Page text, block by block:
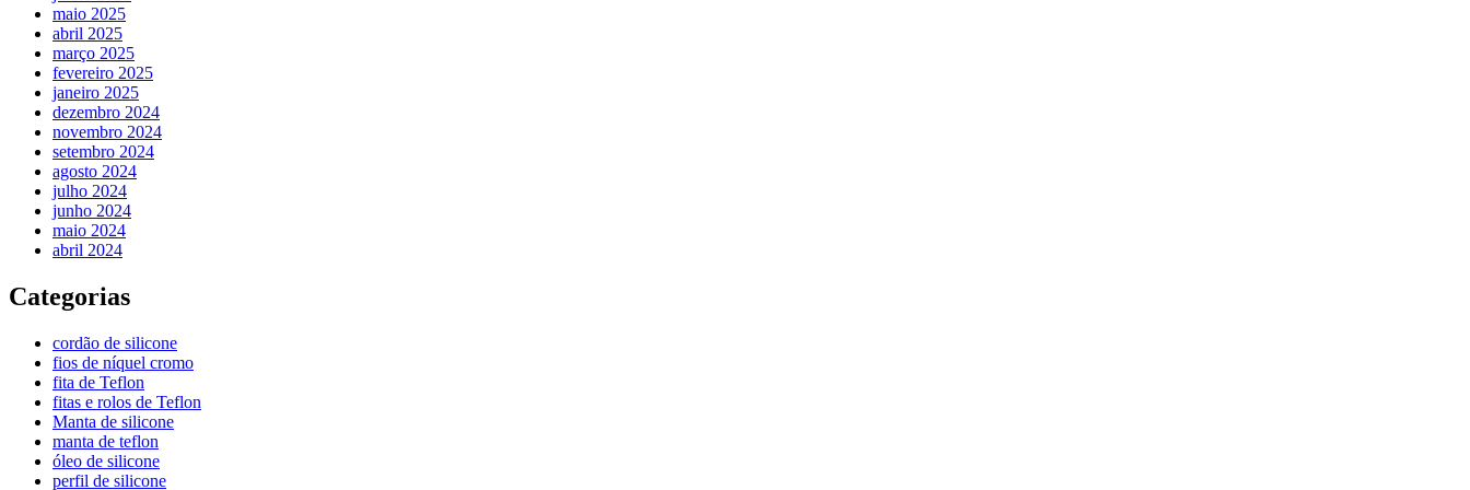
maio 2025
abril 2025
março 2025
fevereiro 2025
janeiro 2025
dezembro 2024
novembro 2024
setembro 2024
agosto 2024
julho 2024
junho 2024
maio 2024
abril 2024
Categorias
cordão de silicone
fios de níquel cromo
fita de Teflon
fitas e rolos de Teflon
Manta de silicone
manta de teflon
óleo de silicone
perfil de silicone